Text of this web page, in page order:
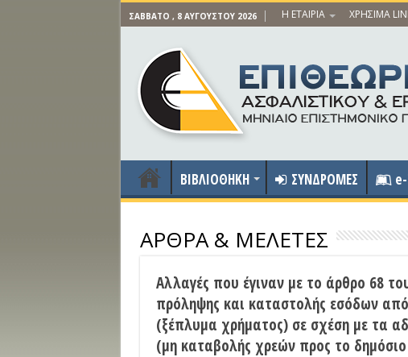
ΣΆΒΒΑΤΟ , 8 ΑΥΓΟΎΣΤΟΥ 2026 Η ΕΤΑΙΡΙΑ ΧΡΗΣΙΜΑ
ΒΙΒΛΙΟΘΗΚΗ ΣΥΝΔΡΟΜΕΣ
ΑΡΘΡΑ & ΜΕΛΕΤΕΣ
Αλλαγές που έγιναν με το άρθρο 68
πρόληψης και καταστολής εσόδων από
(ξέπλυμα χρήματος) σε σχέση με τα
(μη καταβολής χρεών προς το